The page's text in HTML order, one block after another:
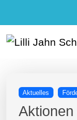
Aktuelles